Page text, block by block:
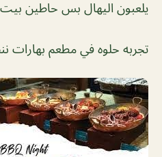
يلعبون اليهال بس حاطين بيت
تجربه حلوه في مطعم بهارات